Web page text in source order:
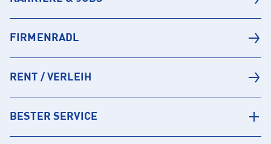
FIRMENRADL
RENT / VERLEIH
BESTER SERVICE